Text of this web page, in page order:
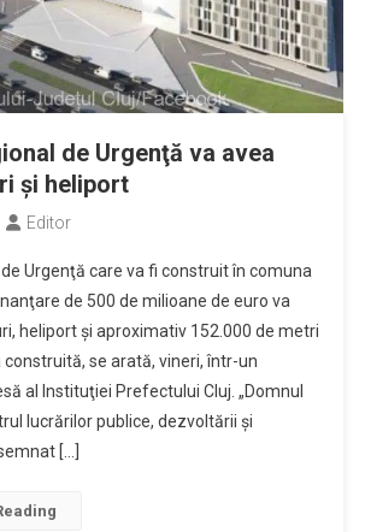
de Urgenţă va avea
şi heliport
Editor
Urgenţă care va fi construit în comuna
de 500 de milioane de euro va
heliport şi aproximativ 152.000 de metri
se arată, vineri, într-un
al Instituţiei Prefectului Cluj. „Domnul
lucrărilor publice, dezvoltării şi
[…]